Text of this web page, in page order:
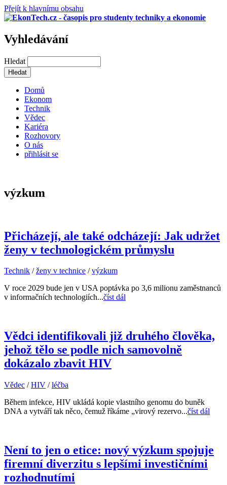
Přejít k hlavnímu obsahu
Vyhledávání
Hledat
Domů
Ekonom
Technik
Vědec
Kariéra
Rozhovory
O nás
přihlásit se
výzkum
Přicházejí, ale také odcházejí: Jak udržet
ženy v technologickém průmyslu
Technik /ženy v technice /výzkum
V roce 2029 bude jen v USA poptávka po 3,6 milionu zaměstnanců
v informačních technologiích...číst dál
Vědci identifikovali již druhého člověka,
jehož tělo se podle nich samovolně
dokázalo zbavit HIV
Vědec /HIV /léčba
Během infekce, HIV ukládá kopie vlastního genomu do buněk
DNA a vytváří tak něco, čemuž říkáme „virový rezervo...číst dál
Není to jen o etice: nový výzkum spojuje
firemní diverzitu s lepšími investičními
rozhodnutími